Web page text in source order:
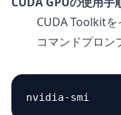
CUDA Toolkit
コマンドプロン